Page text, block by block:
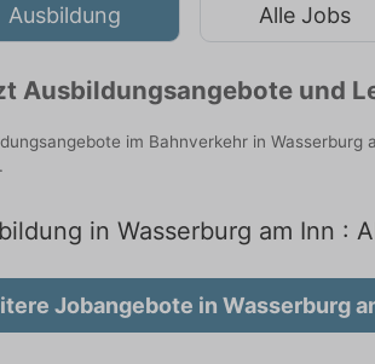
Ausbildung Alle Jobs
Ausbildungsangebote und
im Bahnverkehr in
in Wasserburg am Inn :
Jobangebote in Wasserburg